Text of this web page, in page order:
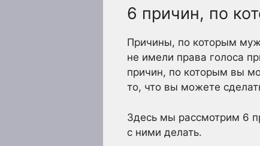
6 причин, по
Причины, по которым
не имели права голоса
причин, по которым вы
то, что вы можете
Здесь мы рассмотрим 6
с ними делать.